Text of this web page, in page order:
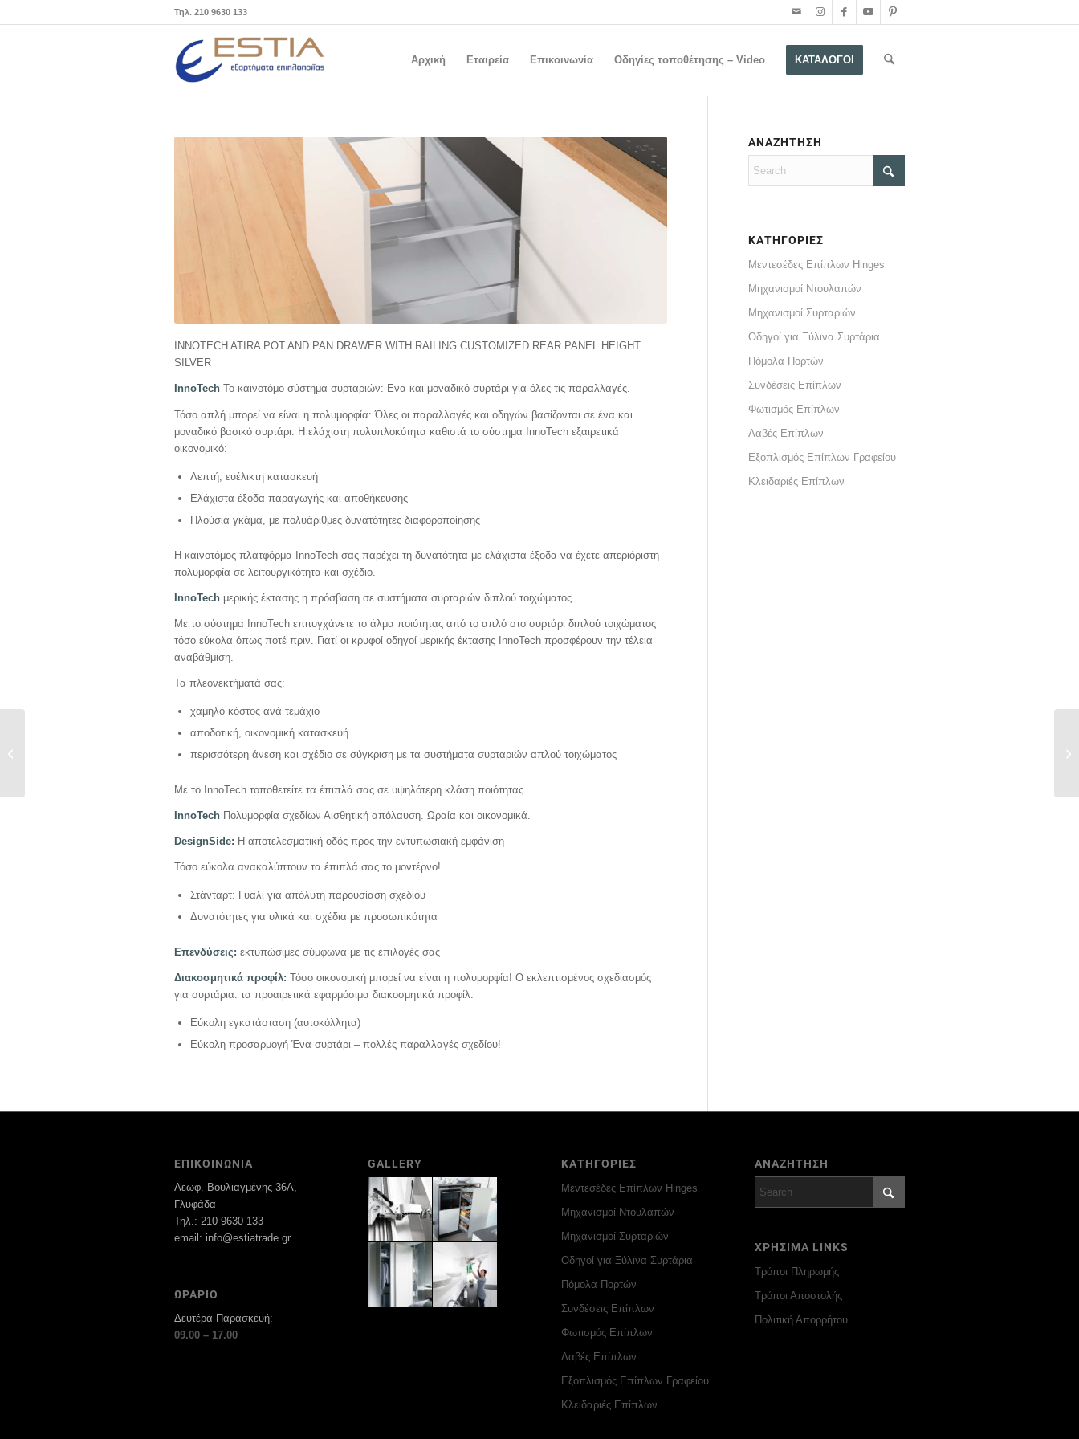
Τηλ. 210 9630 133
Αρχική Εταιρεία Επικοινωνία Οδηγίες τοποθέτησης – Video ΚΑΤΑΛΟΓΟΙ
INNOTECH ATIRA POT AND PAN DRAWER WITH RAILING CUSTOMIZED REAR PANEL HEIGHT
SILVER
InnoTech Το καινοτόμο σύστημα συρταριών: Ενα και μοναδικό συρτάρι για όλες τις παραλλαγές.
Τόσο απλή μπορεί να είναι η πολυμορφία: Όλες οι παραλλαγές και οδηγών βασίζονται σε ένα και
μοναδικό βασικό συρτάρι. Η ελάχιστη πολυπλοκότητα καθιστά το σύστημα InnoTech εξαιρετικά
οικονομικό:
Λεπτή, ευέλικτη κατασκευή
Ελάχιστα έξοδα παραγωγής και αποθήκευσης
Πλούσια γκάμα, με πολυάριθμες δυνατότητες διαφοροποίησης
Η καινοτόμος πλατφόρμα InnoTech σας παρέχει τη δυνατότητα με ελάχιστα έξοδα να έχετε απεριόριστη
πολυμορφία σε λειτουργικότητα και σχέδιο.
InnoTech μερικής έκτασης η πρόσβαση σε συστήματα συρταριών διπλού τοιχώματος
Με το σύστημα InnoTech επιτυγχάνετε το άλμα ποιότητας από το απλό στο συρτάρι διπλού τοιχώματος
τόσο εύκολα όπως ποτέ πριν. Γιατί οι κρυφοί οδηγοί μερικής έκτασης InnoTech προσφέρουν την τέλεια
αναβάθμιση.
Τα πλεονεκτήματά σας:
χαμηλό κόστος ανά τεμάχιο
αποδοτική, οικονομική κατασκευή
περισσότερη άνεση και σχέδιο σε σύγκριση με τα συστήματα συρταριών απλού τοιχώματος
Με το InnoTech τοποθετείτε τα έπιπλά σας σε υψηλότερη κλάση ποιότητας.
InnoTech Πολυμορφία σχεδίων Αισθητική απόλαυση. Ωραία και οικονομικά.
DesignSide: Η αποτελεσματική οδός προς την εντυπωσιακή εμφάνιση
Τόσο εύκολα ανακαλύπτουν τα έπιπλά σας το μοντέρνο!
Στάνταρτ: Γυαλί για απόλυτη παρουσίαση σχεδίου
Δυνατότητες για υλικά και σχέδια με προσωπικότητα
Επενδύσεις: εκτυπώσιμες σύμφωνα με τις επιλογές σας
Διακοσμητικά προφίλ: Τόσο οικονομική μπορεί να είναι η πολυμορφία! Ο εκλεπτισμένος σχεδιασμός
για συρτάρια: τα προαιρετικά εφαρμόσιμα διακοσμητικά προφίλ.
Εύκολη εγκατάσταση (αυτοκόλλητα)
Εύκολη προσαρμογή Ένα συρτάρι – πολλές παραλλαγές σχεδίου!
ΑΝΑΖΗΤΗΣΗ
ΚΑΤΗΓΟΡΙΕΣ
Μεντεσέδες Επίπλων Hinges
Μηχανισμοί Ντουλαπών
Μηχανισμοί Συρταριών
Οδηγοί για Ξύλινα Συρτάρια
Πόμολα Πορτών
Συνδέσεις Επίπλων
Φωτισμός Επίπλων
Λαβές Επίπλων
Εξοπλισμός Επίπλων Γραφείου
Κλειδαριές Επίπλων
ΕΠΙΚΟΙΝΩΝΙΑ
Λεωφ. Βουλιαγμένης 36Α,
Γλυφάδα
Τηλ.: 210 9630 133
email: info@estiatrade.gr
ΩΡΑΡΙΟ
Δευτέρα-Παρασκευή:
09.00 – 17.00
GALLERY ΚΑΤΗΓΟΡΙΕΣ
Μεντεσέδες Επίπλων Hinges
Μηχανισμοί Ντουλαπών
Μηχανισμοί Συρταριών
Οδηγοί για Ξύλινα Συρτάρια
Πόμολα Πορτών
Συνδέσεις Επίπλων
Φωτισμός Επίπλων
Λαβές Επίπλων
Εξοπλισμός Επίπλων Γραφείου
Κλειδαριές Επίπλων
ΑΝΑΖΗΤΗΣΗ
ΧΡΗΣΙΜΑ LINKS
Τρόποι Πληρωμής
Τρόποι Αποστολής
Πολιτική Απορρήτου